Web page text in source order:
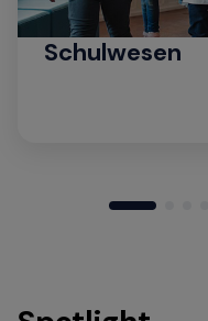
Schulwesen